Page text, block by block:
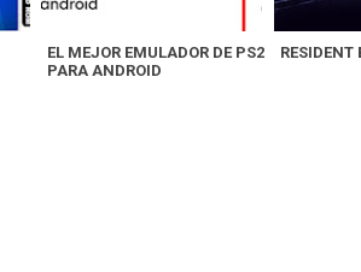
EL MEJOR EMULADOR DE PS2
PARA ANDROID
RESIDENT